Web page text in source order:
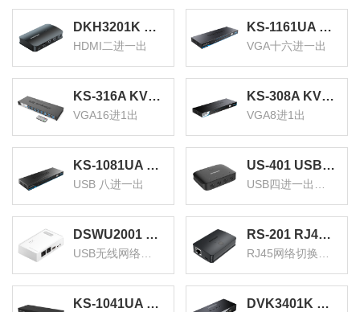
DKH3201K KVM切换器二进一出hdmi切屏器配线 2进1出电脑转换器2口显示器键鼠USB打印机共享器
HDMI二进一出
KS-1161UA KVM自动切换器USB键盘鼠标16口配线机架型带音频十六进一出VGA多电脑切换共享器
VGA十六进一出
KS-316A KVM切换器 机架式 带遥控 配线 VGA16进1出多电脑切换器 显示器共享器 共享USB键鼠
VGA16进1出
KS-308A KVM切换器8口 机架式带遥控配线VGA8进1出多电脑切换器 显示器USB键鼠共享器
VGA8进1出
KS-1081UA KVM自动切换器 USB键盘鼠标 8口配线机架型带音频 八进一出VGA多电脑切换共享器
USB 八进一出
US-401 USB打印机共享器 四进一出扩展分线器 一拖四台式机笔记本鼠标键盘U盘共享4口切转换器
DSWU2001 USB无线网络打印服务器 wifi局域网高速打印机共享器接收器 支持针式热敏喷墨激光打印机 RS-201 RJ45网络切换器 二进一出/一进二出内网外网自由切换 免插拔 电脑网络共享器
KS-1041UA KVM自动切换器 USB键盘鼠标 4口配线带音频 四进一出VGA多电脑切换共享器 DVK3401K KVM切换器4进1出VGA切屏器配线 四进一出电脑转换器4口显示器键鼠USB打印机共享器